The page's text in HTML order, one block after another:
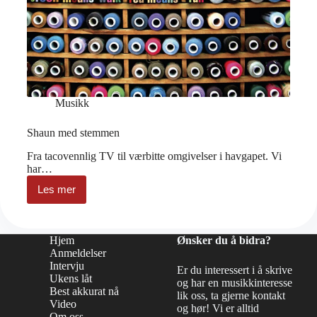
Musikk
Shaun med stemmen
Fra tacovennlig TV til værbitte omgivelser i havgapet. Vi
har…
Les mer
Shaun
med
Hjem
Anmeldelser
Intervju
Ukens låt
Best akkurat nå
Video
Ønsker du å bidra?
Er du interessert i å skrive
og har en musikkinteresse
lik oss, ta gjerne kontakt
og hør! Vi er alltid